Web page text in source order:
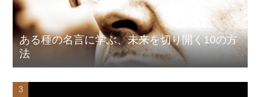
ある種の名言に学ぶ、未来を切り開く10の方
法